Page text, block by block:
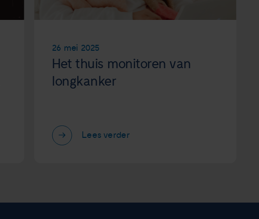
26 mei 2025
Het thuis monitoren van
longkanker
Lees verder